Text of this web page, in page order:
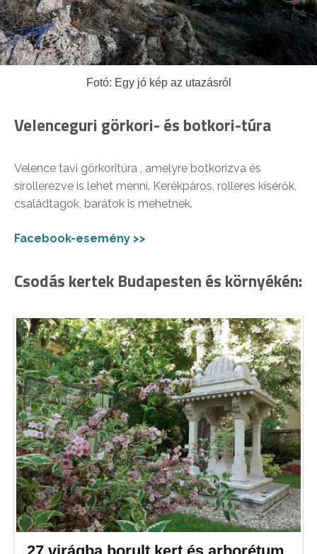
Fotó: Egy jó kép az utazásról
Velenceguri görkori- és botkori-túra
Velence tavi görkoritúra , amelyre botkorizva és
sírollerezve is lehet menni. Kerékpáros, rolleres kísérők,
családtagok, barátok is mehetnek.
Facebook-esemény >>
Csodás kertek Budapesten és környékén: